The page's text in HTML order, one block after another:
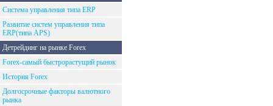
Система управления типа ERP
Развитие систем управления типа
ERP(типа APS)
Детрейдинг на рынке Forex
Forex-самый быстрорастущий рынок
История Forex
Долгосрочные факторы валютного
рынка